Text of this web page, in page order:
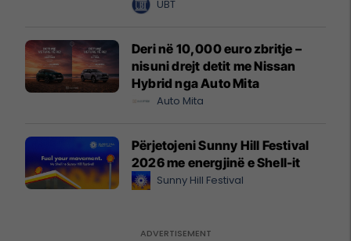
UBT
Deri në 10,000 euro zbritje –
nisuni drejt detit me Nissan
Hybrid nga Auto Mita
Auto Mita
Përjetojeni Sunny Hill Festival
2026 me energjinë e Shell-it
Sunny Hill Festival